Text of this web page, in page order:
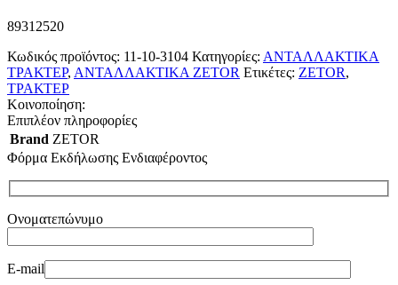
89312520
Κωδικός προϊόντος: 11-10-3104 Κατηγορίες: ΑΝΤΑΛΛΑΚΤΙΚΑ
ΤΡΑΚΤΕΡ, ΑΝΤΑΛΛΑΚΤΙΚΑ ZETOR Ετικέτες: ZETOR,
ΤΡΑΚΤΕΡ
Κοινοποίηση:
Επιπλέον πληροφορίες
Brand ZETOR
Φόρμα Εκδήλωσης Ενδιαφέροντος
Ονοματεπώνυμο
E-mail